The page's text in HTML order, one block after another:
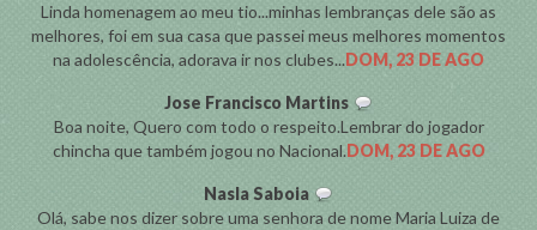
Linda homenagem ao meu tio...minhas lembranças dele são as
melhores, foi em sua casa que passei meus melhores momentos
na adolescência, adorava ir nos clubes...DOM, 23 DE AGO
Jose Francisco Martins
Boa noite, Quero com todo o respeito.Lembrar do jogador
chincha que também jogou no Nacional.DOM, 23 DE AGO
Nasla Saboia
Olá, sabe nos dizer sobre uma senhora de nome Maria Luiza de